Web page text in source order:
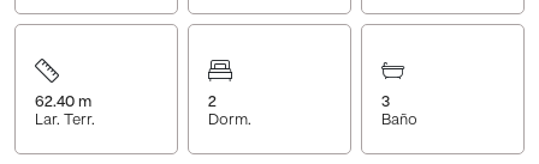
62.40 m
Lar. Terr.
2
Dorm.
3
Baño